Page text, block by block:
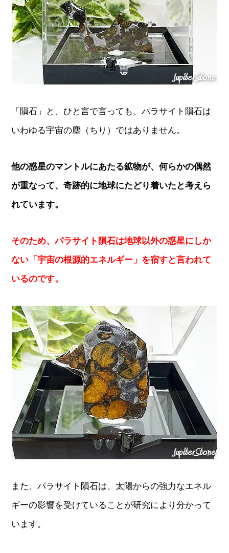
「隕石」と、ひと言で言っても、パラサイト隕石は
いわゆる宇宙の塵（ちり）ではありません。
他の惑星のマントルにあたる鉱物が、何らかの偶然
が重なって、奇跡的に地球にたどり着いたと考えら
れています。
そのため、パラサイト隕石は地球以外の惑星にしか
ない「宇宙の根源的エネルギー」を宿すと言われて
いるのです。
また、パラサイト隕石は、太陽からの強力なエネル
ギーの影響を受けていることが研究により分かって
います。